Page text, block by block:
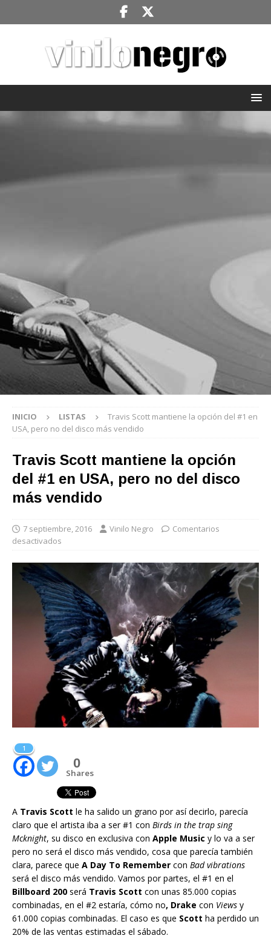
INICIO LISTAS
Travis Scott mantiene la opción del #1 en
USA, pero no del disco más vendido
Travis Scott mantiene la opción
del #1 en USA, pero no del disco
más vendido
7 septiembre, 2016 Vinilo Negro
Comentarios
desactivados
1
0
Shares
A Travis Scott le ha salido un grano por así decirlo, parecía
claro que el artista iba a ser #1 con Birds in the trap sing
Mcknight, su disco en exclusiva con Apple Music y lo va a ser
pero no será el disco más vendido, cosa que parecía también
clara, parece que A Day To Remember con Bad vibrations
será el disco más vendido. Vamos por partes, el #1 en el
Billboard 200 será Travis Scott con unas 85.000 copias
combinadas, en el #2 estaría, cómo no, Drake con Views y
61.000 copias combinadas. El caso es que Scott ha perdido un
20% de las ventas estimadas el sábado.